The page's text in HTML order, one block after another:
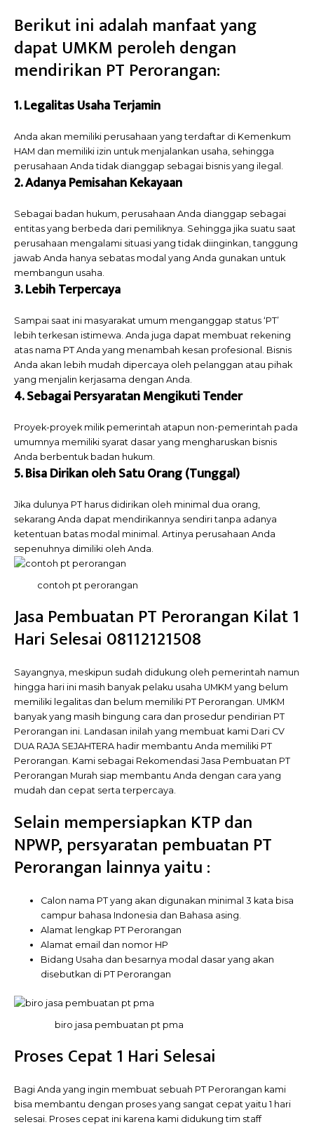
Berikut ini adalah manfaat yang
dapat UMKM peroleh dengan
mendirikan PT Perorangan:
1. Legalitas Usaha Terjamin
Anda akan memiliki perusahaan yang terdaftar di Kemenkum
HAM dan memiliki izin untuk menjalankan usaha, sehingga
perusahaan Anda tidak dianggap sebagai bisnis yang ilegal.
2. Adanya Pemisahan Kekayaan
Sebagai badan hukum, perusahaan Anda dianggap sebagai
entitas yang berbeda dari pemiliknya. Sehingga jika suatu saat
perusahaan mengalami situasi yang tidak diinginkan, tanggung
jawab Anda hanya sebatas modal yang Anda gunakan untuk
membangun usaha.
3. Lebih Terpercaya
Sampai saat ini masyarakat umum menganggap status ‘PT’
lebih terkesan istimewa. Anda juga dapat membuat rekening
atas nama PT Anda yang menambah kesan profesional. Bisnis
Anda akan lebih mudah dipercaya oleh pelanggan atau pihak
yang menjalin kerjasama dengan Anda.
4. Sebagai Persyaratan Mengikuti Tender
Proyek-proyek milik pemerintah atapun non-pemerintah pada
umumnya memiliki syarat dasar yang mengharuskan bisnis
Anda berbentuk badan hukum.
5. Bisa Dirikan oleh Satu Orang (Tunggal)
Jika dulunya PT harus didirikan oleh minimal dua orang,
sekarang Anda dapat mendirikannya sendiri tanpa adanya
ketentuan batas modal minimal. Artinya perusahaan Anda
sepenuhnya dimiliki oleh Anda.
contoh pt perorangan
Jasa Pembuatan PT Perorangan Kilat 1
Hari Selesai 08112121508
Sayangnya, meskipun sudah didukung oleh pemerintah namun
hingga hari ini masih banyak pelaku usaha UMKM yang belum
memiliki legalitas dan belum memiliki PT Perorangan. UMKM
banyak yang masih bingung cara dan prosedur pendirian PT
Perorangan ini. Landasan inilah yang membuat kami Dari CV
DUA RAJA SEJAHTERA hadir membantu Anda memiliki PT
Perorangan. Kami sebagai Rekomendasi Jasa Pembuatan PT
Perorangan Murah siap membantu Anda dengan cara yang
mudah dan cepat serta terpercaya.
Selain mempersiapkan KTP dan
NPWP, persyaratan pembuatan PT
Perorangan lainnya yaitu :
Calon nama PT yang akan digunakan minimal 3 kata bisa
campur bahasa Indonesia dan Bahasa asing.
Alamat lengkap PT Perorangan
Alamat email dan nomor HP
Bidang Usaha dan besarnya modal dasar yang akan
disebutkan di PT Perorangan
biro jasa pembuatan pt pma
Proses Cepat 1 Hari Selesai
Bagi Anda yang ingin membuat sebuah PT Perorangan kami
bisa membantu dengan proses yang sangat cepat yaitu 1 hari
selesai. Proses cepat ini karena kami didukung tim staff